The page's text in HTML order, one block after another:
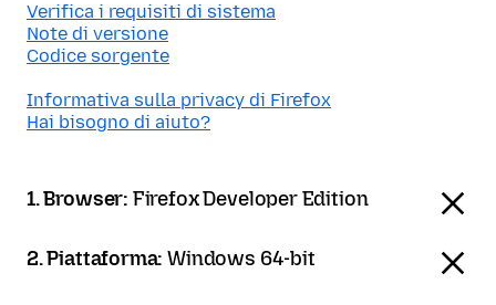
Verifica i requisiti di sistema
Note di versione
Codice sorgente
Informativa sulla privacy di Firefox
Hai bisogno di aiuto?
1. Browser: Firefox Developer Edition
2. Piattaforma:Windows 64-bit